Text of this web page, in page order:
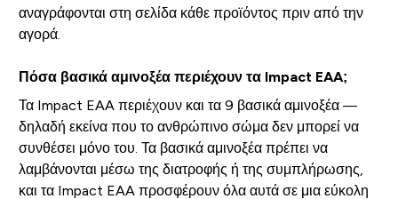
αναγράφονται στη σελίδα κάθε προϊόντος πριν από την
αγορά.
Πόσα βασικά αμινοξέα περιέχουν τα Impact EAA;
Τα Impact EAA περιέχουν και τα 9 βασικά αμινοξέα —
δηλαδή εκείνα που το ανθρώπινο σώμα δεν μπορεί να
συνθέσει μόνο του. Τα βασικά αμινοξέα πρέπει να
λαμβάνονται μέσω της διατροφής ή της συμπλήρωσης,
και τα Impact EAA προσφέρουν όλα αυτά σε μια εύκολη